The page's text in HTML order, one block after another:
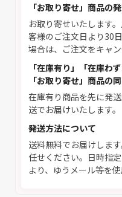
「お取り寄せ」商品の
お取り寄せいたします
客様のご注文日より30
場合は、ご注文をキャ
「在庫有り」「在庫わ
「お取り寄せ」商品の
在庫有り商品を先に発
送でお届けいたします。
発送方法について
送料無料でお届けしま
任せください。日時指
より、ゆうメール等を